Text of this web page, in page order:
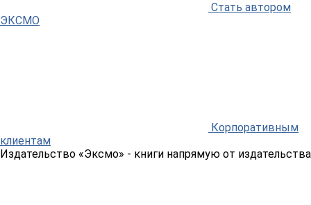
Стать автором
ЭКСМО
Корпоративным
клиентам
Издательство «Эксмо» - книги напрямую от издательства